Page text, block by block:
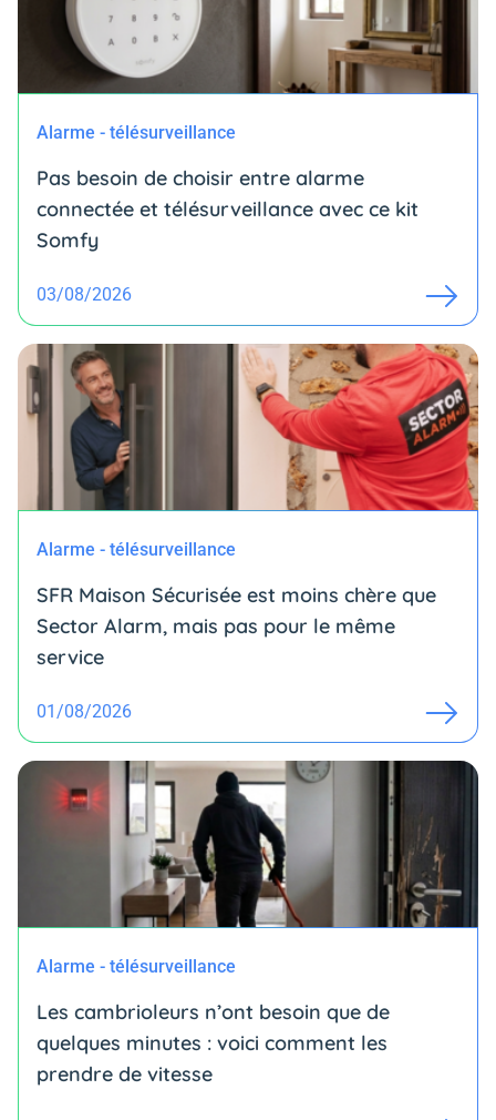
Alarme - télésurveillance
Pas besoin de choisir entre alarme
connectée et télésurveillance avec ce kit
Somfy
03/08/2026
Alarme - télésurveillance
SFR Maison Sécurisée est moins chère que
Sector Alarm, mais pas pour le même
service
01/08/2026
Alarme - télésurveillance
Les cambrioleurs n’ont besoin que de
quelques minutes : voici comment les
prendre de vitesse